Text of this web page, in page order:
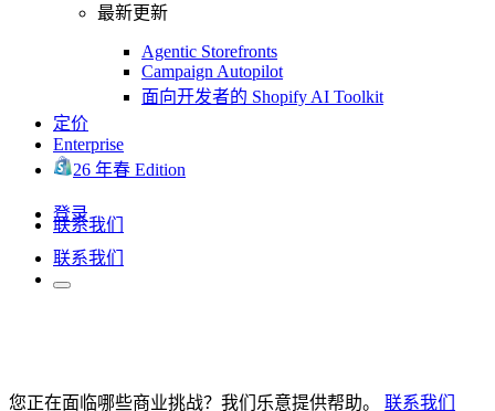
最新更新
Agentic Storefronts
Campaign Autopilot
面向开发者的 Shopify AI Toolkit
定价
Enterprise
26 年春 Edition
登录
联系我们
联系我们
您正在面临哪些商业挑战？我们乐意提供帮助。
联系我们